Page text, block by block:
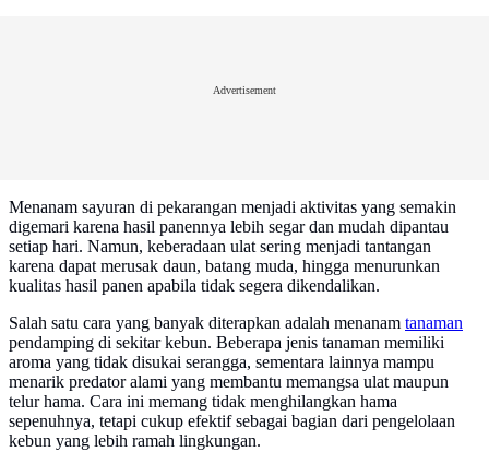
Advertisement
Menanam sayuran di pekarangan menjadi aktivitas yang semakin
digemari karena hasil panennya lebih segar dan mudah dipantau
setiap hari. Namun, keberadaan ulat sering menjadi tantangan
karena dapat merusak daun, batang muda, hingga menurunkan
kualitas hasil panen apabila tidak segera dikendalikan.
Salah satu cara yang banyak diterapkan adalah menanam tanaman
pendamping di sekitar kebun. Beberapa jenis tanaman memiliki
aroma yang tidak disukai serangga, sementara lainnya mampu
menarik predator alami yang membantu memangsa ulat maupun
telur hama. Cara ini memang tidak menghilangkan hama
sepenuhnya, tetapi cukup efektif sebagai bagian dari pengelolaan
kebun yang lebih ramah lingkungan.